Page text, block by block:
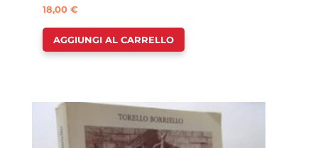
18,00 €
AGGIUNGI AL CARRELLO